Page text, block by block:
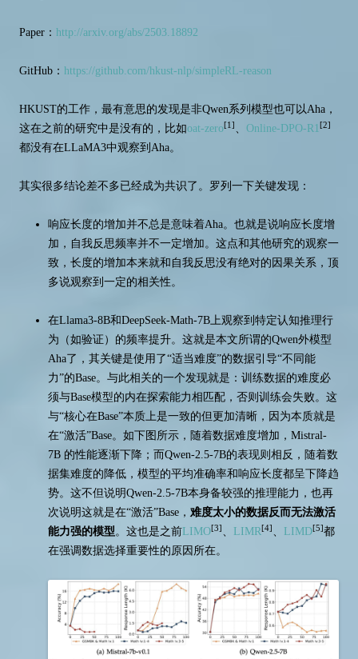
Paper： http://arxiv.org/abs/2503.18892
GitHub： https://github.com/hkust-nlp/simpleRL-reason
HKUST的工作，最有意思的发现是非Qwen系列模型也可以Aha，
这在之前的研究中是没有的，比如oat-zero[1] 、 Online-DPO-R1[2]
都没有在LLaMA3中观察到Aha。
其实很多结论差不多已经成为共识了。罗列一下关键发现：
响应长度的增加并不总是意味着Aha。也就是说响应长度增
加，自我反思频率并不一定增加。这点和其他研究的观察一
致，长度的增加本来就和自我反思没有绝对的因果关系，顶
多说观察到一定的相关性。
在Llama3-8B和DeepSeek-Math-7B上观察到特定认知推理行
为（如验证）的频率提升。这就是本文所谓的Qwen外模型
Aha了，其关键是使用了“适当难度”的数据引导“不同能
力”的Base。与此相关的一个发现就是：训练数据的难度必
须与Base模型的内在探索能力相匹配，否则训练会失败。这
与“核心在Base”本质上是一致的但更加清晰，因为本质就是
在“激活”Base。如下图所示，随着数据难度增加，Mistral-
7B 的性能逐渐下降；而Qwen-2.5-7B的表现则相反，随着数
据集难度的降低，模型的平均准确率和响应长度都呈下降趋
势。这不但说明Qwen-2.5-7B本身备较强的推理能力，也再
次说明这就是在“激活”Base， 难度太小的数据反而无法激活
能力强的模型。这也是之前LIMO[3] 、 LIMR[4] 、 LIMD[5]都
在强调数据选择重要性的原因所在。